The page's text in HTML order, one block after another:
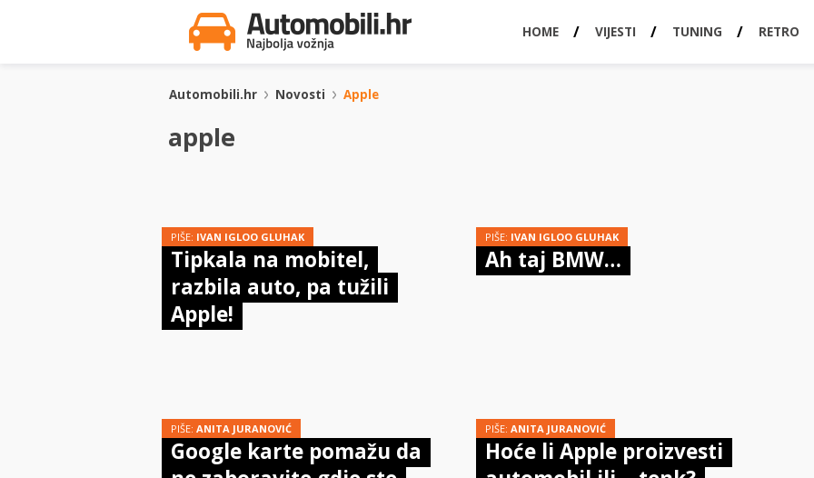
HOME VIJESTI TUNING RETRO
Automobili.hr Novosti Apple
apple
PIŠE: IVAN IGLOO GLUHAK
Tipkala na mobitel,
razbila auto, pa tužili
Apple!
PIŠE: IVAN IGLOO GLUHAK
Ah taj BMW…
PIŠE: ANITA JURANOVIĆ
Google karte pomažu da
PIŠE: ANITA JURANOVIĆ
Hoće li Apple proizvesti